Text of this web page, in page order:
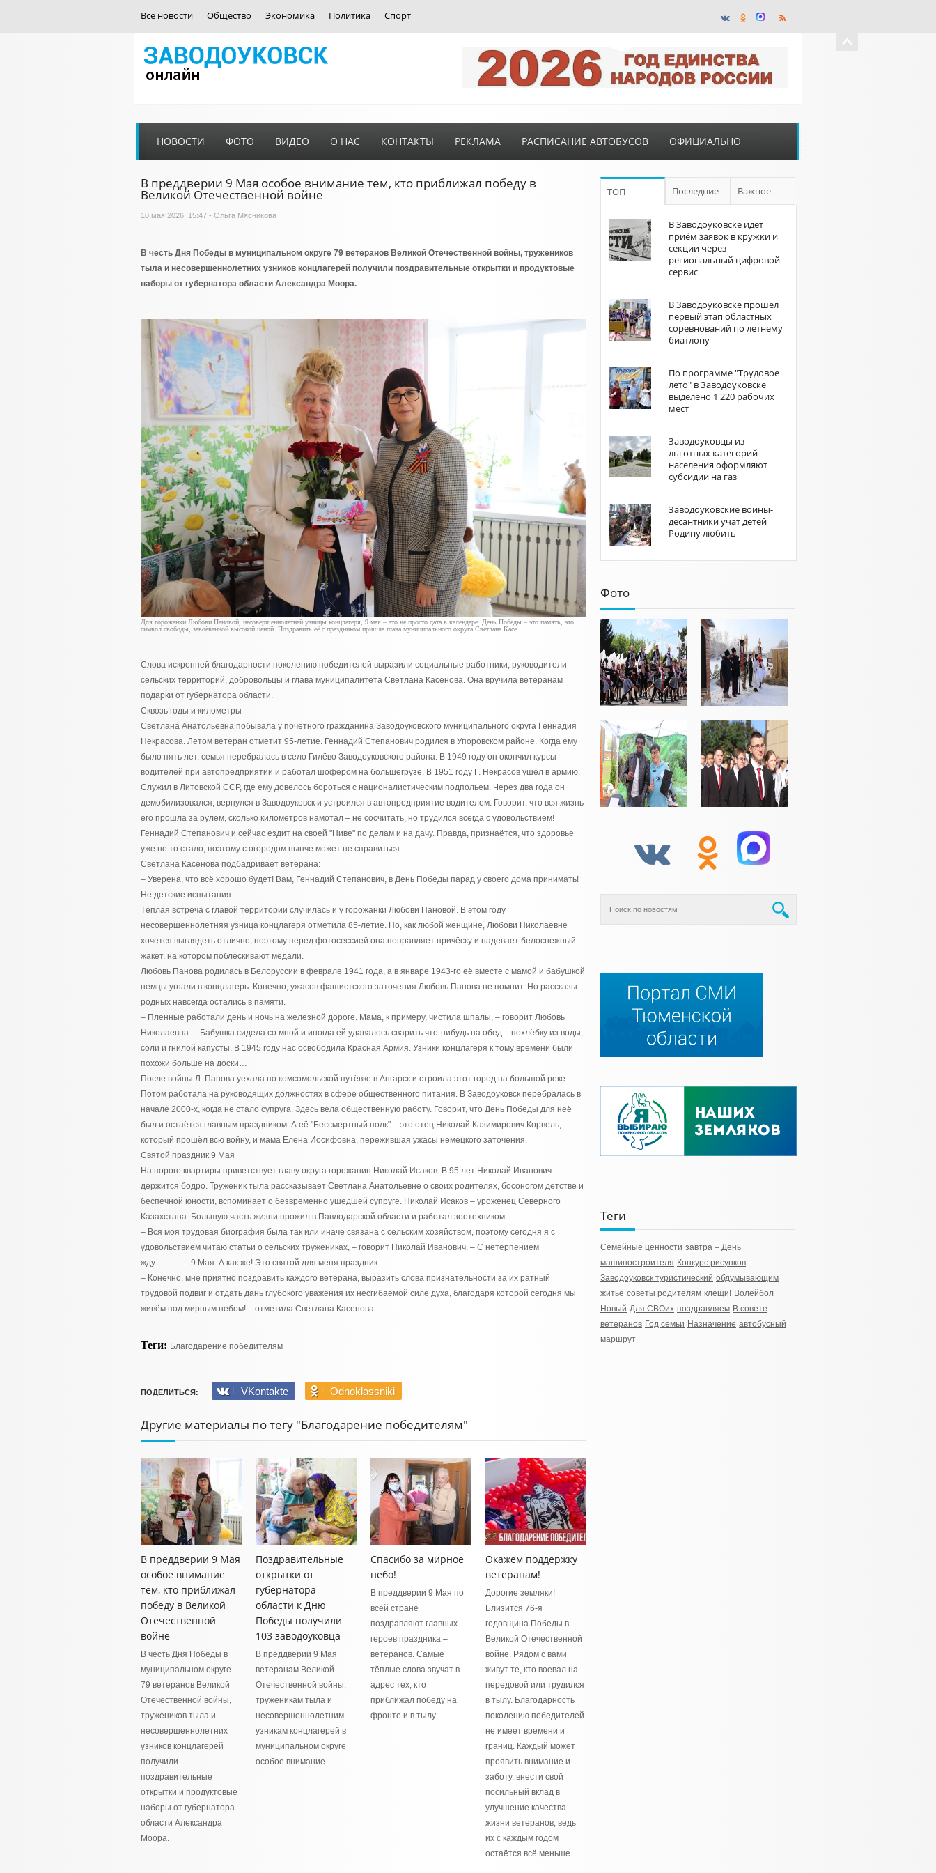
Все новости Общество Экономика Политика Спорт
НОВОСТИ ФОТО ВИДЕО О НАС КОНТАКТЫ РЕКЛАМА РАСПИСАНИЕ АВТОБУСОВ ОФИЦИАЛЬНО
В преддверии 9 Мая особое внимание тем, кто приближал победу в
Великой Отечественной войне
10 мая 2026, 15:47 - Ольга Мясникова
В честь Дня Победы в муниципальном округе 79 ветеранов Великой Отечественной войны, тружеников
тыла и несовершеннолетних узников концлагерей получили поздравительные открытки и продуктовые
наборы от губернатора области Александра Моора.
Для горожанки Любови Пановой, несовершеннолетней узницы концлагеря, 9 мая – это не просто дата в календаре. День Победы – это память, это
символ свободы, завоёванной высокой ценой. Поздравить её с праздником пришла глава муниципального округа Светлана Касе
Слова искренней благодарности поколению победителей выразили социальные работники, руководители
сельских территорий, добровольцы и глава муниципалитета Светлана Касенова. Она вручила ветеранам
подарки от губернатора области.
Сквозь годы и километры
Светлана Анатольевна побывала у почётного гражданина Заводоуковского муниципального округа Геннадия
Некрасова. Летом ветеран отметит 95-летие. Геннадий Степанович родился в Упоровском районе. Когда ему
было пять лет, семья перебралась в село Гилёво Заводоуковского района. В 1949 году он окончил курсы
водителей при автопредприятии и работал шофёром на большегрузе. В 1951 году Г. Некрасов ушёл в армию.
Служил в Литовской ССР, где ему довелось бороться с националистическим подпольем. Через два года он
демобилизовался, вернулся в Заводоуковск и устроился в автопредприятие водителем. Говорит, что вся жизнь
его прошла за рулём, сколько километров намотал – не сосчитать, но трудился всегда с удовольствием!
Геннадий Степанович и сейчас ездит на своей "Ниве" по делам и на дачу. Правда, признаётся, что здоровье
уже не то стало, поэтому с огородом нынче может не справиться.
Светлана Касенова подбадривает ветерана:
– Уверена, что всё хорошо будет! Вам, Геннадий Степанович, в День Победы парад у своего дома принимать!
Не детские испытания
Тёплая встреча с главой территории случилась и у горожанки Любови Пановой. В этом году
несовершеннолетняя узница концлагеря отметила 85-летие. Но, как любой женщине, Любови Николаевне
хочется выглядеть отлично, поэтому перед фотосессией она поправляет причёску и надевает белоснежный
жакет, на котором поблёскивают медали.
Любовь Панова родилась в Белоруссии в феврале 1941 года, а в январе 1943-го её вместе с мамой и бабушкой
немцы угнали в концлагерь. Конечно, ужасов фашистского заточения Любовь Панова не помнит. Но рассказы
родных навсегда остались в памяти.
– Пленные работали день и ночь на железной дороге. Мама, к примеру, чистила шпалы, – говорит Любовь
Николаевна. – Бабушка сидела со мной и иногда ей удавалось сварить что-нибудь на обед – похлёбку из воды,
соли и гнилой капусты. В 1945 году нас освободила Красная Армия. Узники концлагеря к тому времени были
похожи больше на доски…
После войны Л. Панова уехала по комсомольской путёвке в Ангарск и строила этот город на большой реке.
Потом работала на руководящих должностях в сфере общественного питания. В Заводоуковск перебралась в
начале 2000-х, когда не стало супруга. Здесь вела общественную работу. Говорит, что День Победы для неё
был и остаётся главным праздником. А её "Бессмертный полк" – это отец Николай Казимирович Корвель,
который прошёл всю войну, и мама Елена Иосифовна, пережившая ужасы немецкого заточения.
Святой праздник 9 Мая
На пороге квартиры приветствует главу округа горожанин Николай Исаков. В 95 лет Николай Иванович
держится бодро. Труженик тыла рассказывает Светлана Анатольевне о своих родителях, босоногом детстве и
беспечной юности, вспоминает о безвременно ушедшей супруге. Николай Исаков – уроженец Северного
Казахстана. Большую часть жизни прожил в Павлодарской области и работал зоотехником.
– Вся моя трудовая биография была так или иначе связана с сельским хозяйством, поэтому сегодня я с
удовольствием читаю статьи о сельских тружениках, – говорит Николай Иванович. – С нетерпением
жду 9 Мая. А как же! Это святой для меня праздник.
– Конечно, мне приятно поздравить каждого ветерана, выразить слова признательности за их ратный
трудовой подвиг и отдать дань глубокого уважения их несгибаемой силе духа, благодаря которой сегодня мы
живём под мирным небом! – отметила Светлана Касенова.
Теги: Благодарение победителям
ПОДЕЛИТЬСЯ: VKontakte Odnoklassniki
Другие материалы по тегу "Благодарение победителям"
В преддверии 9 Мая
особое внимание
тем, кто приближал
победу в Великой
Отечественной
войне
В честь Дня Победы в
муниципальном округе
79 ветеранов Великой
Отечественной войны,
тружеников тыла и
несовершеннолетних
узников концлагерей
получили
поздравительные
открытки и продуктовые
наборы от губернатора
области Александра
Моора.
Поздравительные
открытки от
губернатора
области к Дню
Победы получили
103 заводоуковца
В преддверии 9 Мая
ветеранам Великой
Отечественной войны,
труженикам тыла и
несовершеннолетним
узникам концлагерей в
муниципальном округе
особое внимание.
Спасибо за мирное
небо!
В преддверии 9 Мая по
всей стране
поздравляют главных
героев праздника –
ветеранов. Самые
тёплые слова звучат в
адрес тех, кто
приближал победу на
фронте и в тылу.
Окажем поддержку
ветеранам!
Дорогие земляки!
Близится 76-я
годовщина Победы в
Великой Отечественной
войне. Рядом с вами
живут те, кто воевал на
передовой или трудился
в тылу. Благодарность
поколению победителей
не имеет времени и
границ. Каждый может
проявить внимание и
заботу, внести свой
посильный вклад в
улучшение качества
жизни ветеранов, ведь
их с каждым годом
остаётся всё меньше...
ТОП Последние Важное
В Заводоуковске идёт
приём заявок в кружки и
секции через
региональный цифровой
сервис
В Заводоуковске прошёл
первый этап областных
соревнований по летнему
биатлону
По программе "Трудовое
лето" в Заводоуковске
выделено 1 220 рабочих
мест
Заводоуковцы из
льготных категорий
населения оформляют
субсидии на газ
Заводоуковские воины-
десантники учат детей
Родину любить
Фото
Теги
Семейные ценности завтра – День
машиностроителя Конкурс рисунков
Заводоуковск туристический обдумывающим
житьё советы родителям клещи! Волейбол
Новый Для СВОих поздравляем В совете
ветеранов Год семьи Назначение автобусный
маршрут